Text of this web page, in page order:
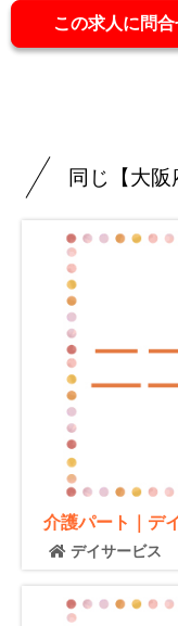
この求人に問合
同じ【大阪
介護パート｜デ
デイサービス